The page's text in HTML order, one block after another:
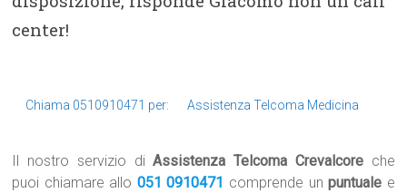
center!
Chiama 0510910471 per: Assistenza Telcoma Medicina
Il nostro servizio diAssistenza Telcoma Crevalcoreche
puoi chiamare allo 051 0910471 comprende unpuntuale e